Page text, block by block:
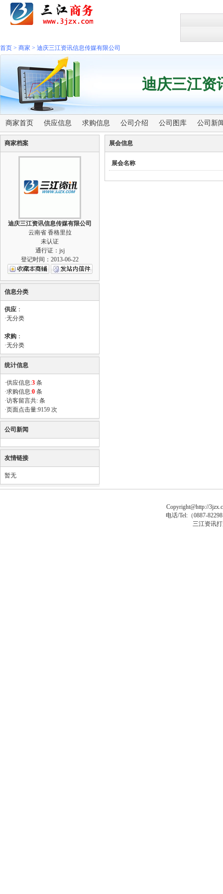
首页 > 商家 > 迪庆三江资讯信息传媒有限公司
迪庆三江资
商家首页 供应信息 求购信息 公司介绍 公司图库 公司新
商家档案
迪庆三江资讯信息传媒有限公司
云南省 香格里拉
未认证
通行证：jsj
登记时间：2013-06-22
信息分类
供应 ：
·无分类
求购 ：
·无分类
统计信息
·供应信息:3 条
·求购信息:0 条
·访客留言共: 条
·页面点击量:9159 次
公司新闻
友情链接
暂无
展会信息
展会名称
Copyright@http://
电话/Tel:（0887-
三江资讯